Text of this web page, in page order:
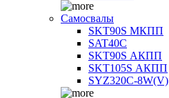
Самосвалы
SKT90S МКПП
SAT40C
SKT90S АКПП
SKT105S АКПП
SYZ320C-8W(V)